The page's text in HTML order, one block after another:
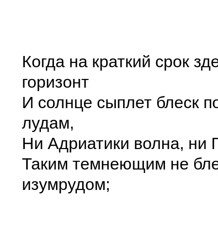
Когда на краткий срок
горизонт
И солнце сыплет блеск
лудам,
Ни Адриатики волна, ни
Таким темнеющим не
изумрудом;